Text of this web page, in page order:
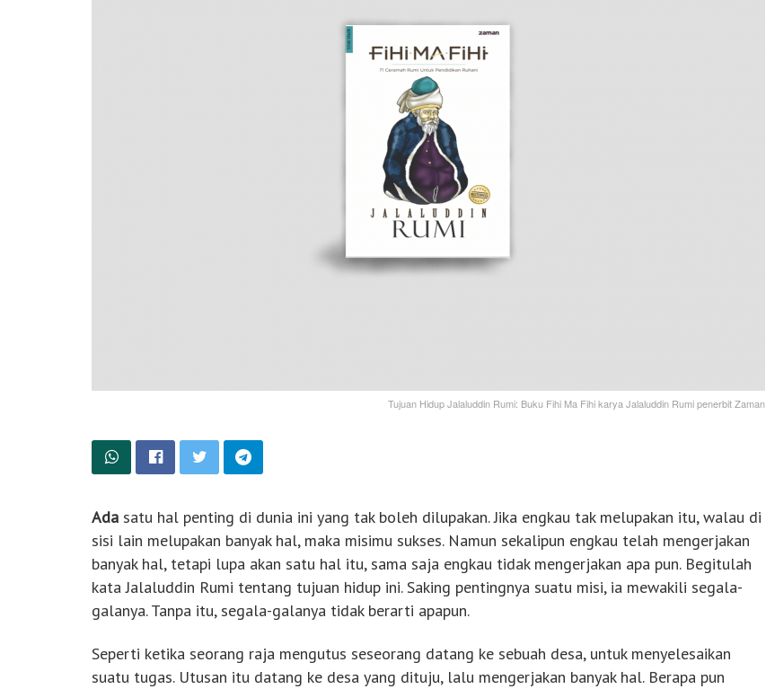
Tujuan Hidup Jalaluddin Rumi: Buku Fihi Ma Fihi karya Jalaluddin Rumi penerbit Zaman
Ada satu hal penting di dunia ini yang tak boleh dilupakan. Jika engkau tak melupakan itu, walau di
sisi lain melupakan banyak hal, maka misimu sukses. Namun sekalipun engkau telah mengerjakan
banyak hal, tetapi lupa akan satu hal itu, sama saja engkau tidak mengerjakan apa pun. Begitulah
kata Jalaluddin Rumi tentang tujuan hidup ini. Saking pentingnya suatu misi, ia mewakili segala-
galanya. Tanpa itu, segala-galanya tidak berarti apapun.
Seperti ketika seorang raja mengutus seseorang datang ke sebuah desa, untuk menyelesaikan
suatu tugas. Utusan itu datang ke desa yang dituju, lalu mengerjakan banyak hal. Berapa pun